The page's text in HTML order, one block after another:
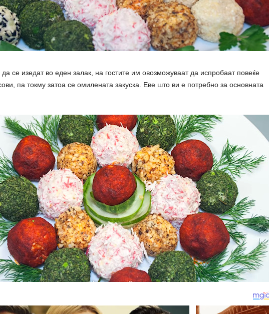
се изедат во еден залак, на гостите им овозможуваат да испробаат повеќе
па токму затоа се омилената закуска. Еве што ви е потребно за основната